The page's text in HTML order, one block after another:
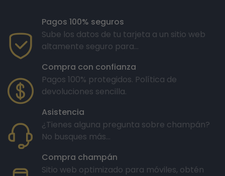
Pagos 100% seguros
Sube los datos de tu tarjeta a un sitio web
altamente seguro para...
Compra con confianza
Pagos 100% protegidos. Política de
devoluciones sencilla.
Asistencia
¿Tienes alguna pregunta sobre champán?
No busques más...
Compra champán
Sitio web optimizado para móviles, obtén